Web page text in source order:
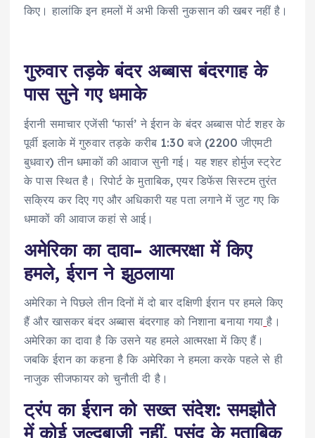
किए। हालांकि इन हमलों में अभी किसी नुकसान की खबर नहीं है।
गुरुवार तड़के बंदर अब्बास बंदरगाह के
पास सुने गए धमाके
ईरानी समाचार एजेंसी ‘फार्स’ ने ईरान के बंदर अब्बास पोर्ट शहर के
पूर्वी इलाके में गुरुवार तड़के करीब 1:30 बजे (2200 जीएमटी
बुधवार) तीन धमाकों की आवाज सुनी गई। यह शहर होर्मुज स्ट्रेट
के पास स्थित है। रिपोर्ट के मुताबिक, एयर डिफेंस सिस्टम तुरंत
सक्रिय कर दिए गए और अधिकारी यह पता लगाने में जुट गए कि
धमाकों की आवाज कहां से आई।
अमेरिका का दावा- आत्मरक्षा में किए
हमले, ईरान ने झुठलाया
अमेरिका ने पिछले तीन दिनों में दो बार दक्षिणी ईरान पर हमले किए
हैं और खासकर बंदर अब्बास बंदरगाह को निशाना बनाया गया है।
अमेरिका का दावा है कि उसने यह हमले आत्मरक्षा में किए हैं।
जबकि ईरान का कहना है कि अमेरिका ने हमला करके पहले से ही
नाजुक सीजफायर को चुनौती दी है।
ट्रंप का ईरान को सख्त संदेश: समझौते
में कोई जल्दबाजी नहीं, पसंद के मुताबिक